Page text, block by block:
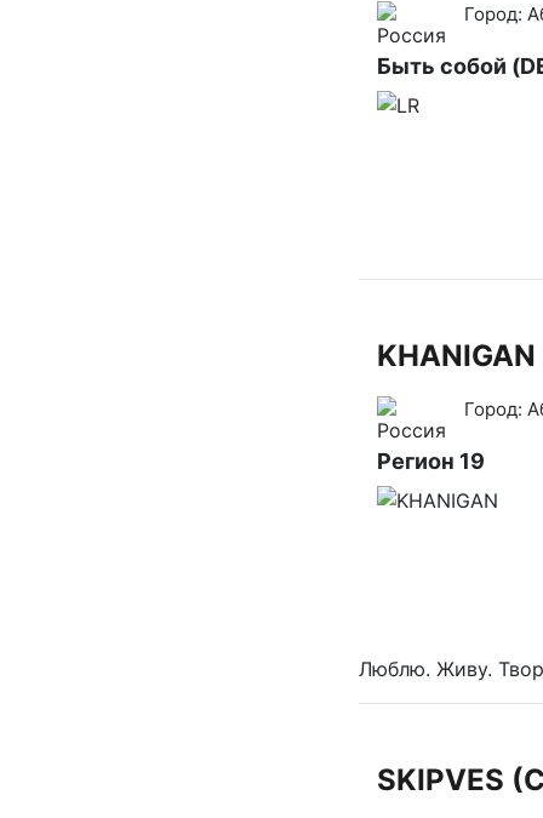
Город:
Быть собой
KHANIGAN
Город:
Регион 19
Люблю. Живу.
SKIPVES